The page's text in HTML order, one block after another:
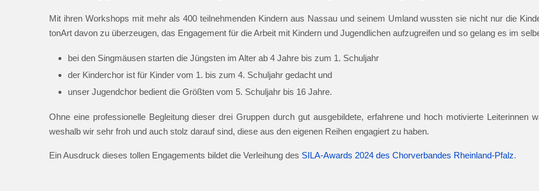
Mit ihren Workshops mit mehr als 400 teilnehmenden Kindern aus Nassau und seinem Umland wussten sie nicht nur die
tonArt davon zu überzeugen, das Engagement für die Arbeit mit Kindern und Jugendlichen aufzugreifen und so gelang es im
bei den Singmäusen starten die Jüngsten im Alter ab 4 Jahre bis zum 1. Schuljahr
der Kinderchor ist für Kinder vom 1. bis zum 4. Schuljahr gedacht und
unser Jugendchor bedient die Größten vom 5. Schuljahr bis 16 Jahre.
Ohne eine professionelle Begleitung dieser drei Gruppen durch gut ausgebildete, erfahrene und hoch motivierte Leiterinnen
weshalb wir sehr froh und auch stolz darauf sind, diese aus den eigenen Reihen engagiert zu haben.
Ein Ausdruck dieses tollen Engagements bildet die Verleihung des SILA-Awards 2024 des Chorverbandes Rheinland-Pfalz.